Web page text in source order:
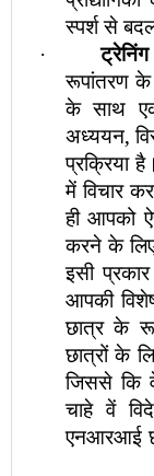
स्पर्श से
·
रूपांतरण के
के साथ
अध्ययन,
प्रक्रिया
में विचार
ही आपको
करने के
इसी
आपकी
छात्र के
छात्रों के
जिससे कि
चाहे वें
एनआरआई